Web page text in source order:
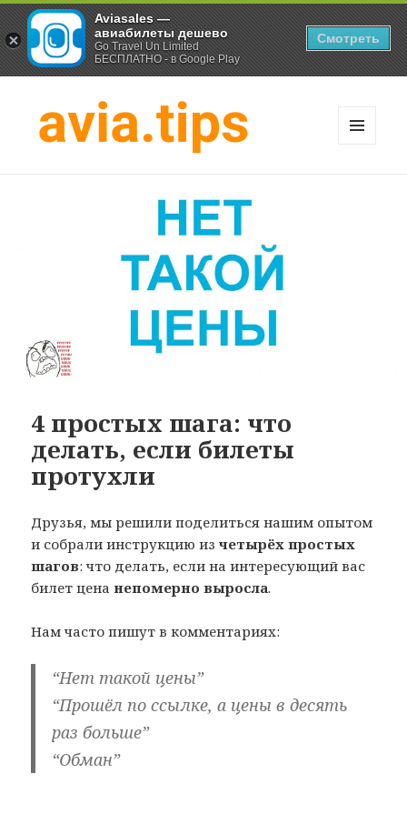
путешественников
4 простых шага: что
делать, если билеты
протухли
Друзья, мы решили поделиться нашим опытом
и собрали инструкцию изчетырёх простых
шагов: что делать, если на интересующий вас
билет ценанепомерно выросла.
Нам часто пишут в комментариях:
“Нет такой цены”
“Прошёл по ссылке, а цены в десять
раз больше”
“Обман”
Aviasales —
авиабилеты дешево
Go Travel Un Limited
БЕСПЛАТНО - в Google Play
Смотреть